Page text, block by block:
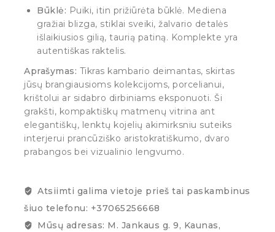
Būklė: Puiki, itin prižiūrėta būklė. Mediena
gražiai blizga, stiklai sveiki, žalvario detalės
išlaikiusios gilią, taurią patiną. Komplekte yra
autentiškas raktelis.
Aprašymas: Tikras kambario deimantas, skirtas
jūsų brangiausioms kolekcijoms, porcelianui,
krištolui ar sidabro dirbiniams eksponuoti. Ši
grakšti, kompaktiškų matmenų vitrina ant
elegantiškų, lenktų kojelių akimirksniu suteiks
interjerui prancūziško aristokratiškumo, dvaro
prabangos bei vizualinio lengvumo.
Atsiimti galima vietoje prieš tai paskambinus
šiuo telefonu: +37065256668
Mūsų adresas: M. Jankaus g. 9, Kaunas,